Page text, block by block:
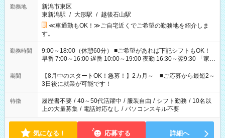
勤務地
新潟市東区
東新潟駅 / 大形駅 / 越後石山駅
≪車通勤もOK！≫ご自宅近くでご希望の勤務地を紹介しま
す。
勤務時間
9:00～18:00（休憩60分） ■ご希望があれば下記シフトもOK！
早番 7:00～16:00 遅番 10:00～19:00 夜勤 16:30～翌9:30 「家族
と休みを合わせたい」 「余裕を持って夕飯の準備がしたい」
「できれば残業はしたくない」 など、ご希望を教えてください
ね。 ※Wワーク希望の方へ 今ご覧のお仕事で希望する勤務時間
と、もう1つのお仕事の勤務時間。 合計で週40時間を超える場
合は応募できません。
期間
【8月中のスタートOK！急募！】2カ月～ ■ご応募から最短2～
3日後に就業が可能です！
特徴 履歴書不要 / 40～50代活躍中 / 服装自由 / シフト勤務 / 10名以
上の大量募集 / 電話対応なし / パソコンスキル不要
気になる！ 応募する 詳細へ